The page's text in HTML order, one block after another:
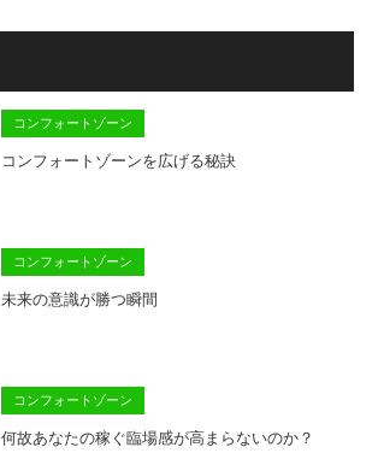
コンフォートゾーン
コンフォートゾーンを広げる秘訣
コンフォートゾーン
未来の意識が勝つ瞬間
コンフォートゾーン
何故あなたの稼ぐ臨場感が高まらないのか？